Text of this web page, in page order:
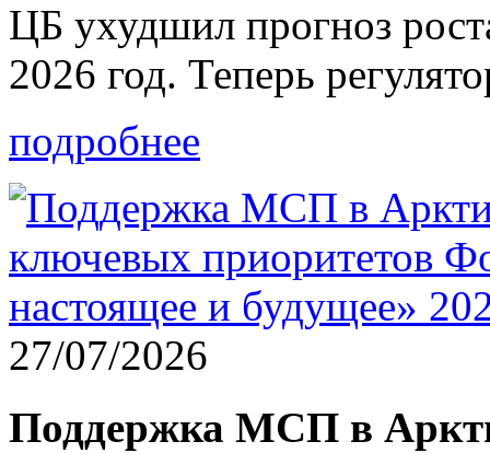
ЦБ ухудшил прогноз
2026 год. Теперь
подробнее
27/07/2026
Поддержка МСП в